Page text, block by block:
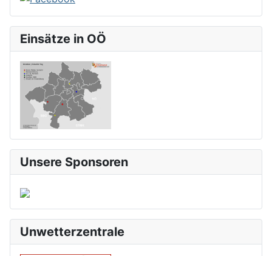
Einsätze in OÖ
Unsere Sponsoren
Unwetterzentrale